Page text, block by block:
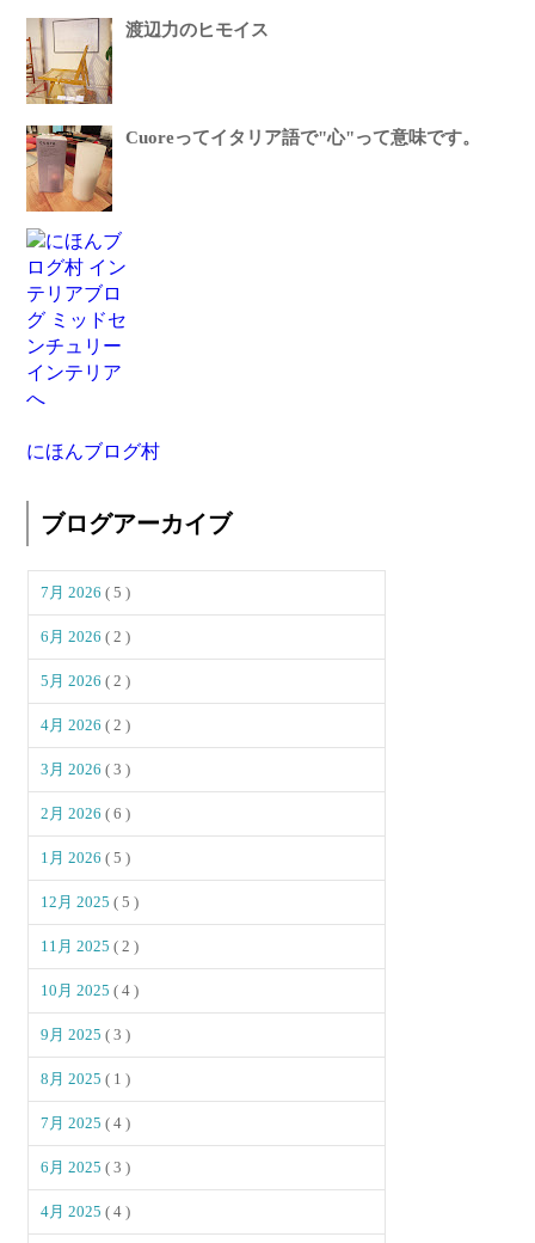
渡辺力のヒモイス
Cuoreってイタリア語で"心"って意味です。
にほんブログ村
ブログアーカイブ
7月 2026( 5 )
6月 2026( 2 )
5月 2026( 2 )
4月 2026( 2 )
3月 2026( 3 )
2月 2026( 6 )
1月 2026( 5 )
12月 2025( 5 )
11月 2025( 2 )
10月 2025( 4 )
9月 2025( 3 )
8月 2025( 1 )
7月 2025( 4 )
6月 2025( 3 )
4月 2025( 4 )